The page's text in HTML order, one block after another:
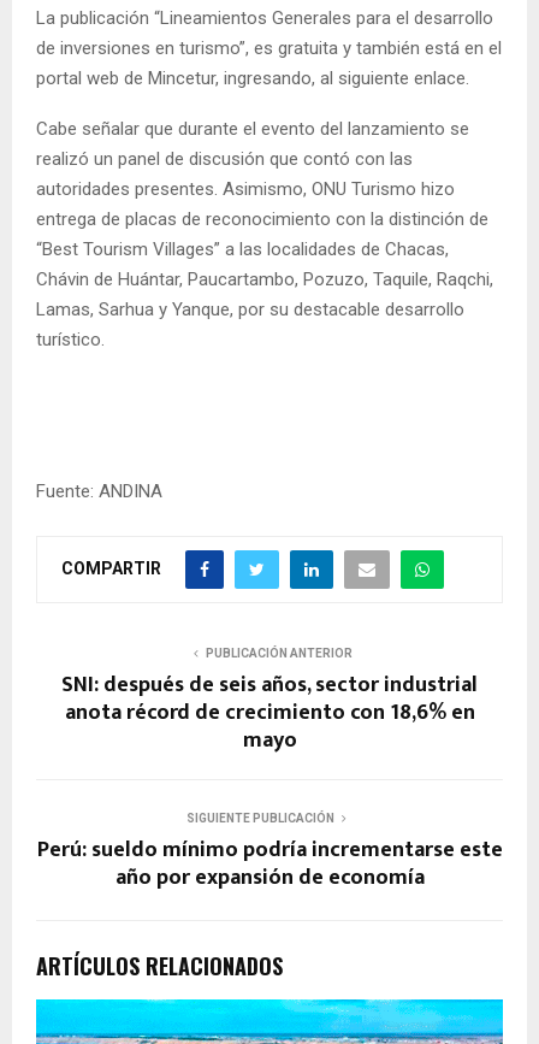
La publicación “Lineamientos Generales para el desarrollo
de inversiones en turismo”, es gratuita y también está en el
portal web de Mincetur, ingresando, al siguiente enlace.
Cabe señalar que durante el evento del lanzamiento se
realizó un panel de discusión que contó con las
autoridades presentes. Asimismo, ONU Turismo hizo
entrega de placas de reconocimiento con la distinción de
“Best Tourism Villages” a las localidades de Chacas,
Chávin de Huántar, Paucartambo, Pozuzo, Taquile, Raqchi,
Lamas, Sarhua y Yanque, por su destacable desarrollo
turístico.
Fuente: ANDINA
COMPARTIR
PUBLICACIÓN ANTERIOR
SNI: después de seis años, sector industrial
anota récord de crecimiento con 18,6% en
mayo
SIGUIENTE PUBLICACIÓN
Perú: sueldo mínimo podría incrementarse este
año por expansión de economía
ARTÍCULOS RELACIONADOS